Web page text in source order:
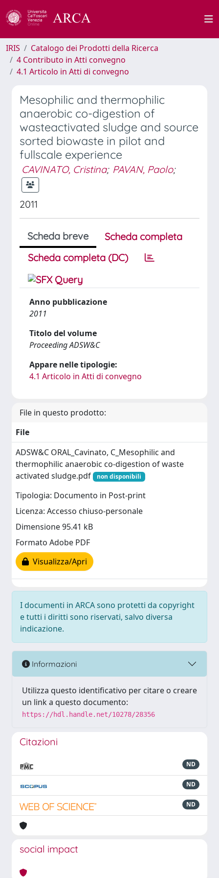
IRIS
Catalogo dei Prodotti della Ricerca
4 Contributo in Atti convegno
4.1 Articolo in Atti di convegno
Mesophilic and thermophilic
anaerobic co-digestion of
wasteactivated sludge and source
sorted biowaste in pilot and
fullscale experience
CAVINATO, Cristina; PAVAN, Paolo;
2011
Scheda breve
Scheda completa
Scheda completa (DC)
Anno pubblicazione
2011
Titolo del volume
Proceeding ADSW&C
Appare nelle tipologie:
4.1 Articolo in Atti di convegno
File in questo prodotto:
File
ADSW&C ORAL_Cavinato, C_Mesophilic and
thermophilic anaerobic co-digestion of waste
activated sludge.pdf
non disponibili
Tipologia: Documento in Post-print
Licenza: Accesso chiuso-personale
Dimensione 95.41 kB
Formato Adobe PDF
Visualizza/Apri
I documenti in ARCA sono protetti da copyright
e tutti i diritti sono riservati, salvo diversa
indicazione.
Informazioni
Utilizza questo identificativo per citare o creare
un link a questo documento:
https://hdl.handle.net/10278/28356
Citazioni
ND
ND
ND
social impact